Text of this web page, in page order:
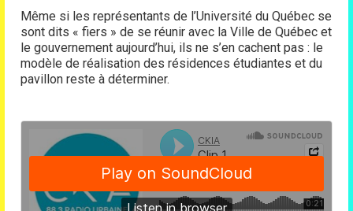
Même si les représentants de l’Université du Québec se
sont dits « fiers » de se réunir avec la Ville de Québec et
le gouvernement aujourd’hui, ils ne s’en cachent pas : le
modèle de réalisation des résidences étudiantes et du
pavillon reste à déterminer.